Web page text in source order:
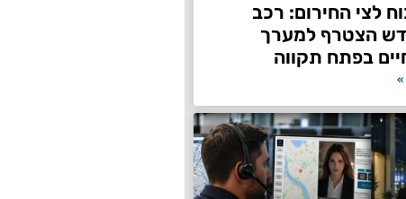
לצי החירום: רכב
הצטרף למערך
בפתח תקווה
»